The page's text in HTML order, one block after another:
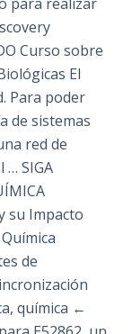
Curso sobre
El
Para poder
de sistemas
red de
… SIGA
su Impacto
de
química ←